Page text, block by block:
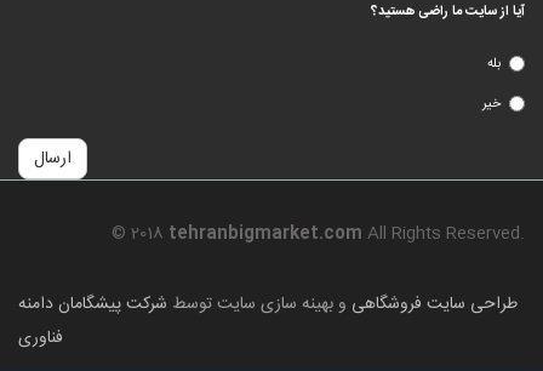
آیا از سایت ما راضی هستید؟
بله
خیر
ارسال
© 2018 tehranbigmarket.com All Rights Reserved.
طراحی سایت فروشگاهی و بهینه سازی سایت توسط شرکت پیشگامان دامنه
فناوری